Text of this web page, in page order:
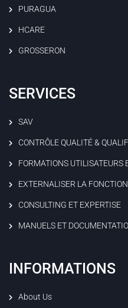
PURAGUA
HCARE
GROSSERON
SERVICES
SAV
CONTRÔLE QUALITÉ &
FORMATIONS UTILISATEURS
EXTERNALISER LA
CONSULTING ET EXPERTISE
MANUELS ET
INFORMATIONS
About Us